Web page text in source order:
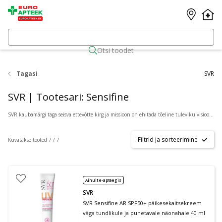
Otsi toodet
Tagasi SVR
SVR | Tootesari: Sensifine
SVR kaubamärgi taga seisva ettevõtte kirg ja missioon on ehitada tõeline tuleviku visiooniga kosmeetikafirma. SVR Laboratories on sõltumatu Prantsuse ettevõte, mis asub Pariisist lõuna pool. SVR on 50 aasta jooksul välja töötanud ja tootnud uuenduslikke nahakosmeetilisi nahahooldustooteid, mida soovitavad tervishoiutöötajad ning mida müüakse apteekides enam kui 50 riigis. SVR on keskmise suurusega ettevõte. Kümme protsenti selle töötajatest töötab uurimis- ja arendustegevuses nahahooldustoodete kujundamisel ja koostamisel. SVR kaubamärgi tooted on koostisosade ja toote koostiste valikul ning kontsentratsioonil tõhusad ja järeleandmatud. SVR tooted läbivad mitmeid kvaliteedikontrolli samme ja on välja töötatud vastavalt väga rangetele tööstusprotsessidele. SVR - 50 aastat uurimistööd, innovatsiooni ja tegevust, olles 100% pühendunud dermatoloogiale.
Kuvatakse tooted 7 / 7 Filtrid ja sorteerimine
Ainult e-apteegis
SVR
SVR Sensifine AR SPF50+ päikesekaitsekreem
väga tundlikule ja punetavale näonahale 40 ml